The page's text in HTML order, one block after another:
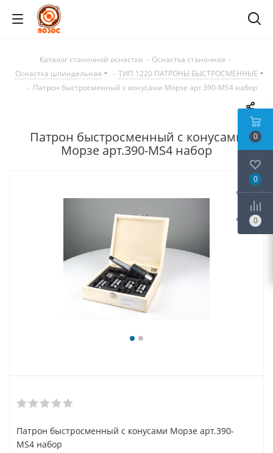
Каталог станочной оснастки - Оснастка станочная -
Оснастка шпиндельная
- ТИП 1220 ПАТРОНЫ БЫСТРОСМЕННЫЕ
- Патрон быстросменный с конусами Морзе арт.390-MS4 набор
Патрон быстросменный с конусами
Морзе арт.390-MS4 набор
Патрон быстросменный с конусами Морзе арт.390-
MS4 набор
0
0
0